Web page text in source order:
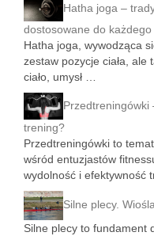
Hatha joga –
dostosowane do każdego
Hatha joga, wywodząca
zestaw pozycje ciała, ale
ciało, umysł …
Przedtreningówki
trening?
Przedtreningówki to
wśród entuzjastów
wydolność i efektywność
Silne plecy.
Silne plecy to fundament